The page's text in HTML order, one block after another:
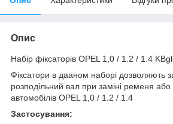
Опис
Набір фіксаторів OPEL 1,0 / 1.2 / 1.4
Фіксатори в дааном наборі дозволяють
розподільний вал при заміні ременя
автомобілів OPEL 1,0 / 1.2 / 1.4
Застосування: